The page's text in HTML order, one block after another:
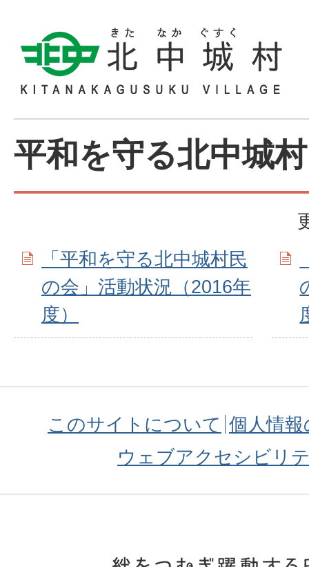
平和を守る北中城
「平和を守る北中城村民
の会」活動状況（2016年
度）
このサイトについて 個人情
ウェブアクセシビリ